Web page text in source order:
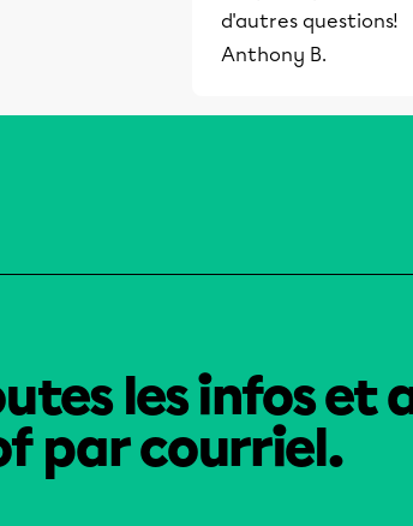
d'autres questions!
Anthony B.
les infos et
par courriel.